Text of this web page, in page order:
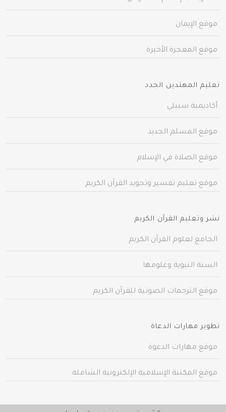
موقع الإيمان
موقع المعجزة الأخيرة
تعليم المهتدين الجدد
أكاديمية سبيلي
موقع المسلم الجديد
موقع الصلاة في الإسلام
موقع تعليم تفسير وتجويد القرآن الكريم
نشر وتعليم القرآن الكريم
الجامع لعلوم القرآن الكريم
السنة النبوية وعلومها
موقع الترجمات الصوتية للقرآن الكريم
تطوير مهارات الدعاة
موقع مهارات الدعوة
موقع المكتبة الإسلامية الإلكترونية الشاملة